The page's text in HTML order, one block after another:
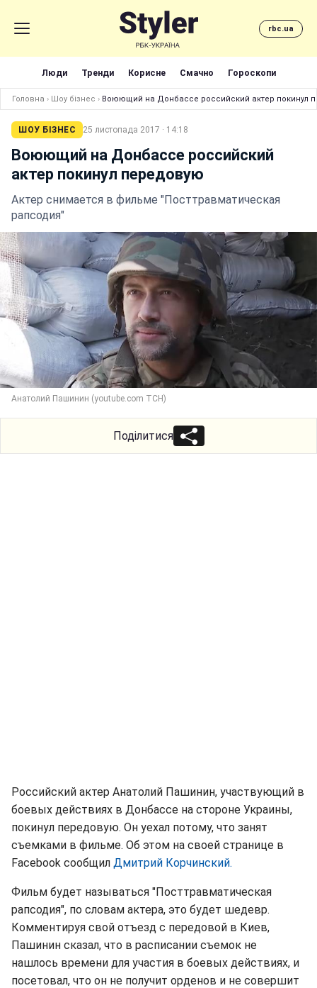
rbc.ua
Люди Тренди Корисне Смачно Гороскопи
Головна › Шоу бізнес › Воюющий на Донбассе российский актер покинул
ШОУ БІЗНЕС 25 листопада 2017 · 14:18
Воюющий на Донбассе российский
актер покинул передовую
Актер снимается в фильме "Посттравматическая
рапсодия"
Анатолий Пашинин (youtube.com ТСН)
Поділитися
Российский актер Анатолий Пашинин, участвующий в
боевых действиях в Донбассе на стороне Украины,
покинул передовую. Он уехал потому, что занят
съемками в фильме. Об этом на своей странице в
Facebook сообщил Дмитрий Корчинский.
Фильм будет называться "Посттравматическая
рапсодия", по словам актера, это будет шедевр.
Комментируя свой отъезд с передовой в Киев,
Пашинин сказал, что в расписании съемок не
нашлось времени для участия в боевых действиях, и
посетовал, что он не получит орденов и не совершит